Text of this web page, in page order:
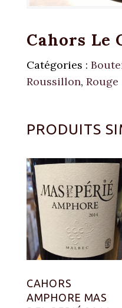
Cahors Le
Catégories :
Roussillon, Rouge
PRODUITS
CAHORS
AMPHORE MAS